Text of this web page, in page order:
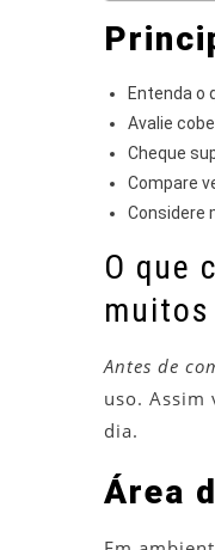
Entenda o
Avalie
Cheque
Compare
Considere
O que
Antes de
uso. Assim
dia.
Área